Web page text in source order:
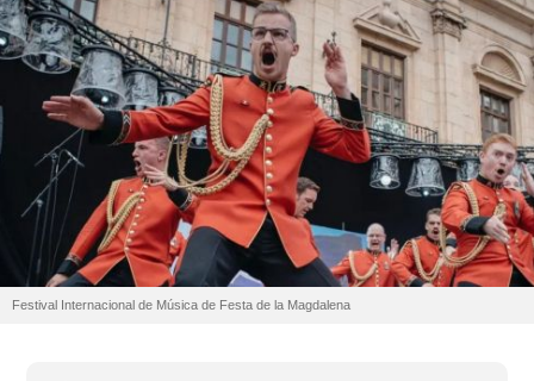
Festival Internacional de Música de Festa de la Magdalena